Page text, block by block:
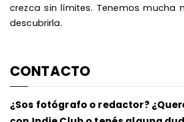
crezca sin límites. Tenemos mucha
descubrirla.
CONTACTO
¿Sos fotógrafo o redactor?